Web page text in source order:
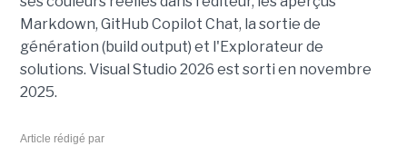
Markdown, GitHub Copilot Chat, la sortie de
génération (build output) et l'Explorateur de
solutions. Visual Studio 2026 est sorti en novembre
2025.
Article rédigé par